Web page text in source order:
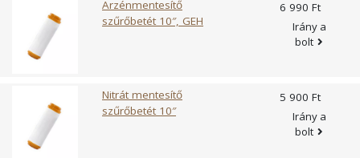
letisztítható, mindenféle vegyszer nélkül, így semmi sem
kerül az ivóvízbe. Nagy súlya miatt igen fontos, hogy a
Pyrolox szűrő átmosatása megfelelő mértékű víznyomással
történjen. A visszamosatás a használat során szükség
használható a töltet. A Pyrolox töltet az ANSI/NSF
szabványok hatálya alá tartozó bevizsgált és ivóvízkezelő
rendszerekben engedélyezett szűrőanyag.
Arzénmentesítő
szűrőbetét 10″, GEH
6 990 Ft
Irány a
bolt
Nitrát mentesítő
szűrőbetét 10″
5 900 Ft
Irány a
bolt